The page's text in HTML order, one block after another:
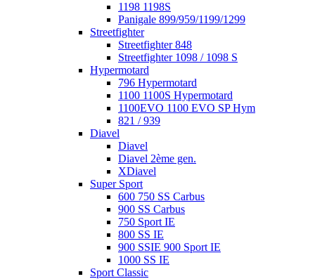
1198 1198S
Panigale 899/959/1199/1299
Streetfighter
Streetfighter 848
Streetfighter 1098 / 1098 S
Hypermotard
796 Hypermotard
1100 1100S Hypermotard
1100EVO 1100 EVO SP Hym
821 / 939
Diavel
Diavel
Diavel 2ème gen.
XDiavel
Super Sport
600 750 SS Carbus
900 SS Carbus
750 Sport IE
800 SS IE
900 SSIE 900 Sport IE
1000 SS IE
Sport Classic